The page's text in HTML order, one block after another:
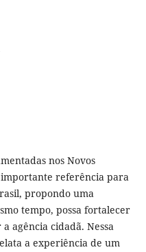
nos Novos
referência para
propondo uma
tempo, possa fortalecer
agência cidadã. Nessa
a experiência de um